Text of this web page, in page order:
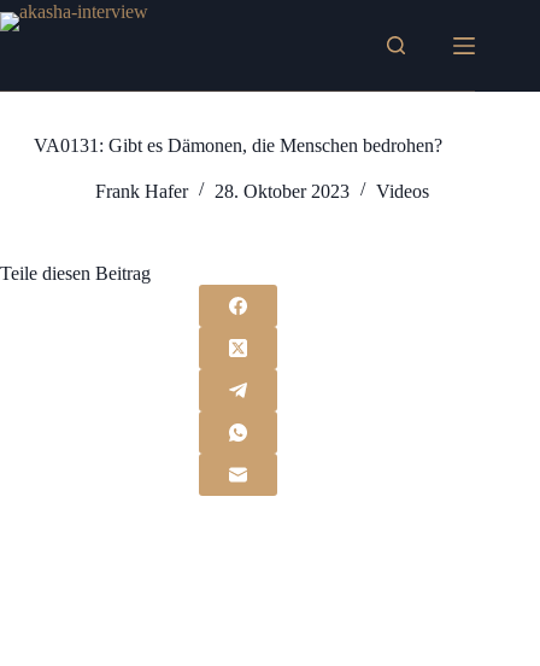
Zum
Inhalt
VA0131: Gibt es Dämonen, die Menschen bedrohen?
Frank Hafer 28. Oktober 2023 Videos
Teile diesen Beitrag